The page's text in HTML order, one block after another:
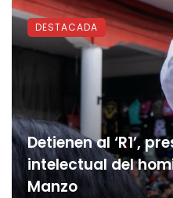
Detienen al ‘R1’,
intelectual del
Manzo
DESTACADA